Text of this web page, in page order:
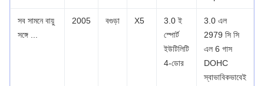
সব সামনে বায়ু
সঙ্গে ...
2005 বগুড়া X5
3.0 ই
স্পোর্ট
ইউটিলিটি
4-ডোর
3.0 এল
2979 সি সি
এল 6 গাস
DOHC
স্বাভাবিকভাবেই